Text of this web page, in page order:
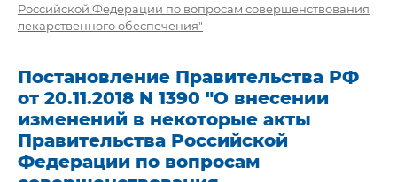
Российской Федерации по вопросам совершенствования
лекарственного обеспечения"
Постановление Правительства РФ
от 20.11.2018 N 1390 "О внесении
изменений в некоторые акты
Правительства Российской
Федерации по вопросам